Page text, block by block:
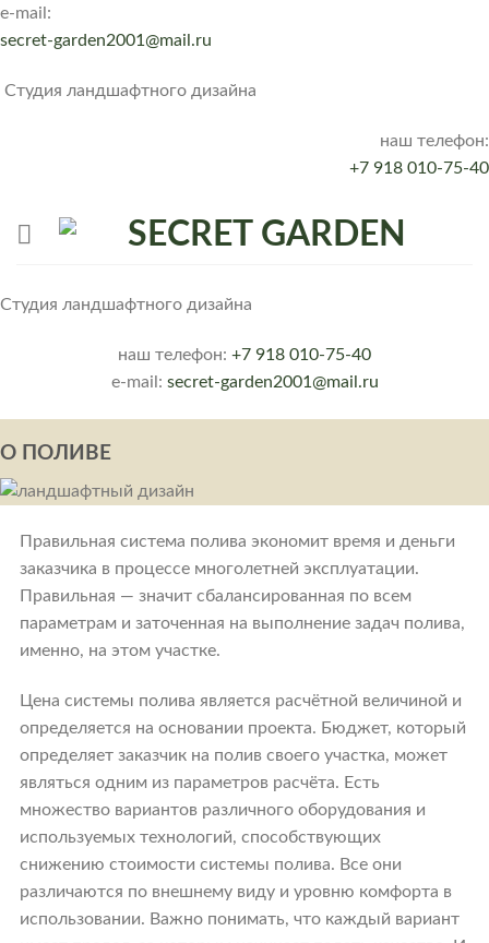
Skip
to
e-mail:
secret-garden2001@mail.ru
Студия ландшафтного дизайна
наш телефон:
+7 918 010-75-40
Студия ландшафтного дизайна
наш телефон: +7 918 010-75-40
e-mail: secret-garden2001@mail.ru
О ПОЛИВЕ
Правильная система полива экономит время и деньги
заказчика в процессе многолетней эксплуатации.
Правильная — значит сбалансированная по всем
параметрам и заточенная на выполнение задач полива,
именно, на этом участке.
Цена системы полива является расчётной величиной и
определяется на основании проекта. Бюджет, который
определяет заказчик на полив своего участка, может
являться одним из параметров расчёта. Есть
множество вариантов различного оборудования и
используемых технологий, способствующих
снижению стоимости системы полива. Все они
различаются по внешнему виду и уровню комфорта в
использовании. Важно понимать, что каждый вариант